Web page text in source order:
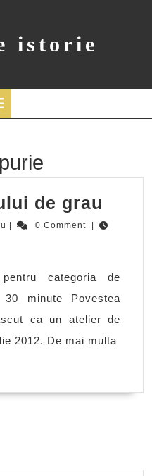
istorie
de grau
Voicu 0 Comment
categoria de
minute Povestea
ca un atelier de
2012. De mai multa